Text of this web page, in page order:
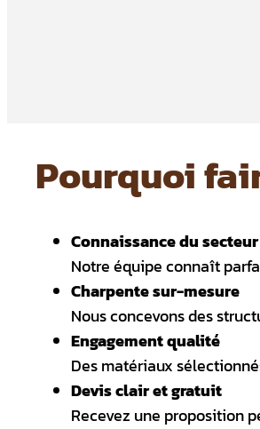
Pourquoi
Connaissance du
Notre équipe connaît
Charpente sur-mesure
Nous concevons des
Engagement qualité
Des matériaux
Devis clair et gratuit
Recevez une proposition